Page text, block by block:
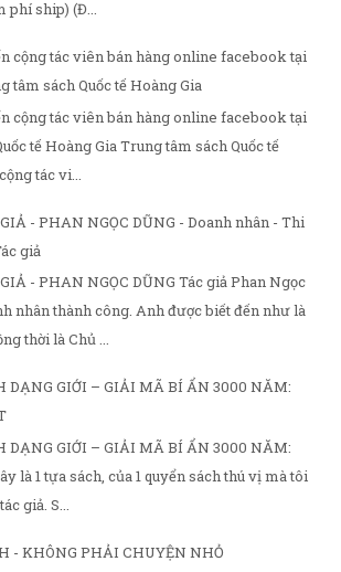
phí ship) (Đ...
cộng tác viên bán hàng online facebook tại
tâm sách Quốc tế Hoàng Gia
cộng tác viên bán hàng online facebook tại
tế Hoàng Gia Trung tâm sách Quốc tế
tác vi...
- PHAN NGỌC DŨNG - Doanh nhân - Thi
giả
- PHAN NGỌC DŨNG Tác giả Phan Ngọc
nhân thành công. Anh được biết đến như là
thời là Chủ ...
DẠNG GIỚI – GIẢI MÃ BÍ ẨN 3000 NĂM:
DẠNG GIỚI – GIẢI MÃ BÍ ẨN 3000 NĂM:
là 1 tựa sách, của 1 quyển sách thú vị mà tôi
giả. S...
- KHÔNG PHẢI CHUYỆN NHỎ